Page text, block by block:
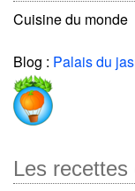
Cuisine du monde
Blog : Palais du
Les recettes